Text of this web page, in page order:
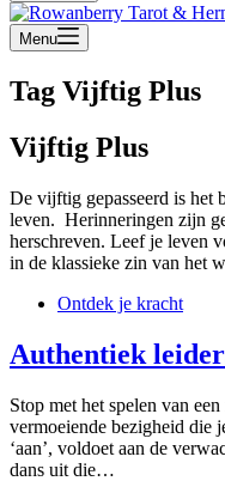
Menu
Tag Vijftig Plus
Vijftig Plus
De vijftig gepasseerd is het
leven. Herinneringen zijn
herschreven. Leef je leven
in de klassieke zin van het
Ontdek je kracht
Authentiek
Stop met het spelen van
vermoeiende bezigheid die
‘aan’, voldoet aan de
dans uit die…